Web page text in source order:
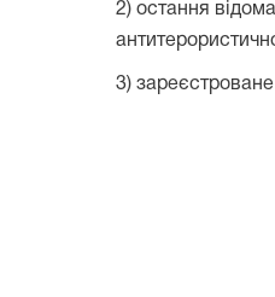
2) остання
3)